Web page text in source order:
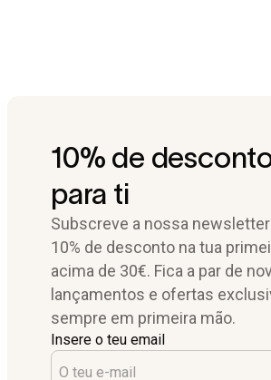
10% de
para ti
Subscreve a nossa
10% de desconto na tua
acima de 30€. Fica a par de
lançamentos e ofertas
sempre em primeira mão.
Insere o teu email